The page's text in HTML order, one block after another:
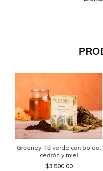
Greeney: Té verde con boldo,
cedrón y miel
$3.500,00